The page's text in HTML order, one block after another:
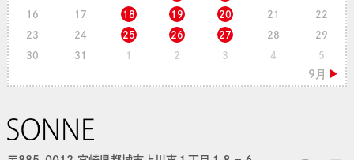
16 17 18 19 20 21 22
23 24 25 26 27 28 29
30 31 1 2 3 4 5